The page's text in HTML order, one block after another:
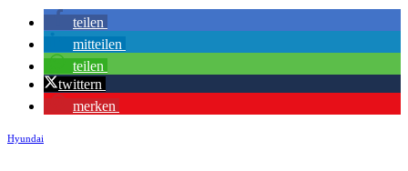
teilen
mitteilen
teilen
twittern
merken
Hyundai